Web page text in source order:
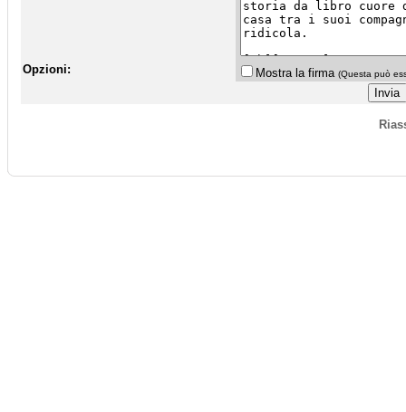
Opzioni: Mostra la firma (Questa può